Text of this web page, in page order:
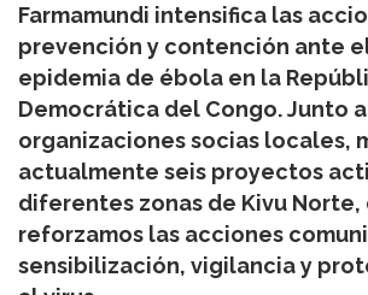
Farmamundi intensifica las
prevención y contención ante
epidemia de ébola en la
Democrática del Congo. Junto a
organizaciones socias locales,
actualmente seis proyectos
diferentes zonas de Kivu Norte,
reforzamos las acciones
sensibilización, vigilancia y